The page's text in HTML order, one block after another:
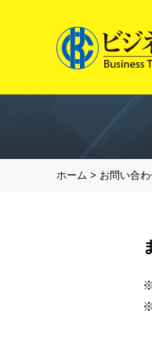
ホーム > お問い合